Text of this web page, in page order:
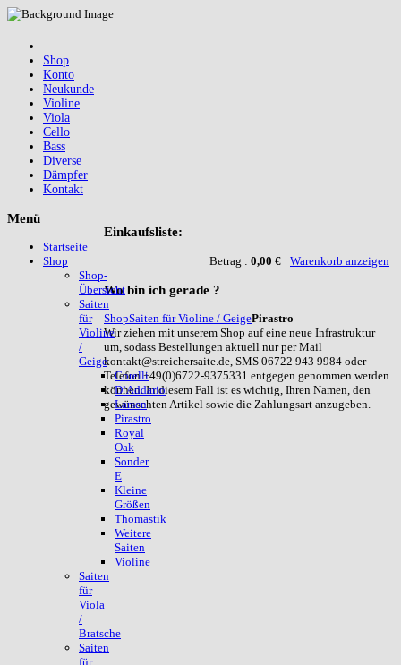
Shop
Konto
Neukunde
Violine
Viola
Cello
Bass
Diverse
Dämpfer
Kontakt
Einkaufsliste:
Betrag : 0,00 € Warenkorb anzeigen
Wobin ich gerade ?
ShopSaiten für Violine / GeigePirastro
Wir ziehen mit unserem Shop auf eine neue Infrastruktur
um, sodass Bestellungen aktuell nur per Mail
kontakt@streichersaite.de, SMS 06722 943 9984 oder
Telefon +49(0)6722-9375331 entgegen genommen werden
können. In diesem Fall ist es wichtig, Ihren Namen, den
gewünschten Artikel sowie die Zahlungsart anzugeben.
Menü
Startseite
Shop
Shop-
Übersicht
Saiten
für
Violine
/
Geige
Corelli
D`Addario
Larsen
Pirastro
Royal
Oak
Sonder
E
Kleine
Größen
Thomastik
Weitere
Saiten
Violine
Saiten
für
Viola
/
Bratsche
Saiten
für